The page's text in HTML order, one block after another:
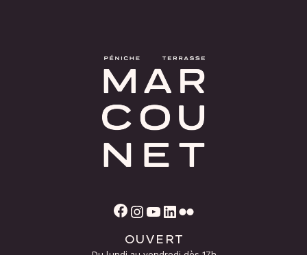
Facebook Instagram YouTube
OUVERT